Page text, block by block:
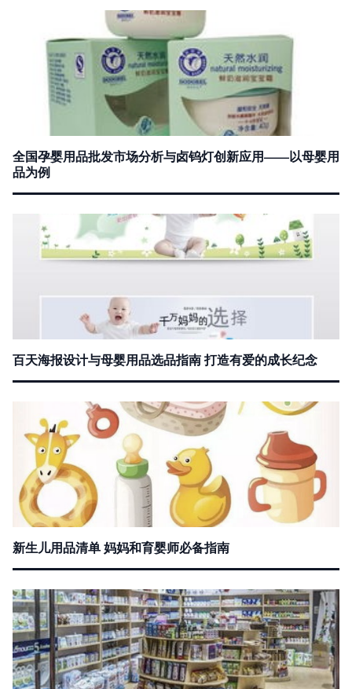
全国孕婴用品批发市场分析与卤钨灯创新应用——以母婴用
品为例
百天海报设计与母婴用品选品指南 打造有爱的成长纪念
新生儿用品清单 妈妈和育婴师必备指南